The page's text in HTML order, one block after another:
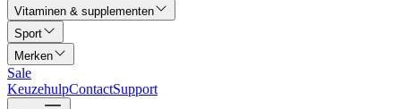
Vitaminen & supplementen
Sport
Merken
Sale
KeuzehulpContactSupport